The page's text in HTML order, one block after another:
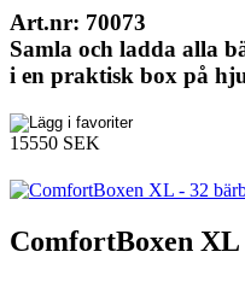
Art.nr: 70073
Samla och ladda alla
i en praktisk box på
15550 SEK
ComfortBoxen